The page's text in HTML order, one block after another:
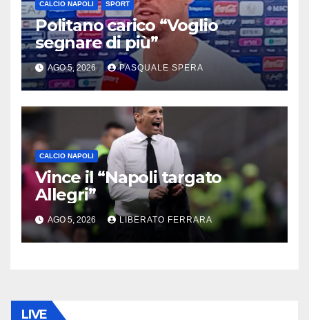
CALCIO NAPOLI SPORT
Politano carico “Voglio
segnare di più”
AGO 5, 2026 PASQUALE SPERA
CALCIO NAPOLI
Vince il “Napoli targato
Allegri”
AGO 5, 2026 LIBERATO FERRARA
LIVE